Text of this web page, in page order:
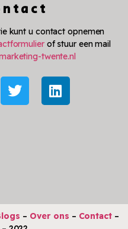
kunt u contact opnemen
of stuur een mail
twente.nl
– Over ons – Contact –